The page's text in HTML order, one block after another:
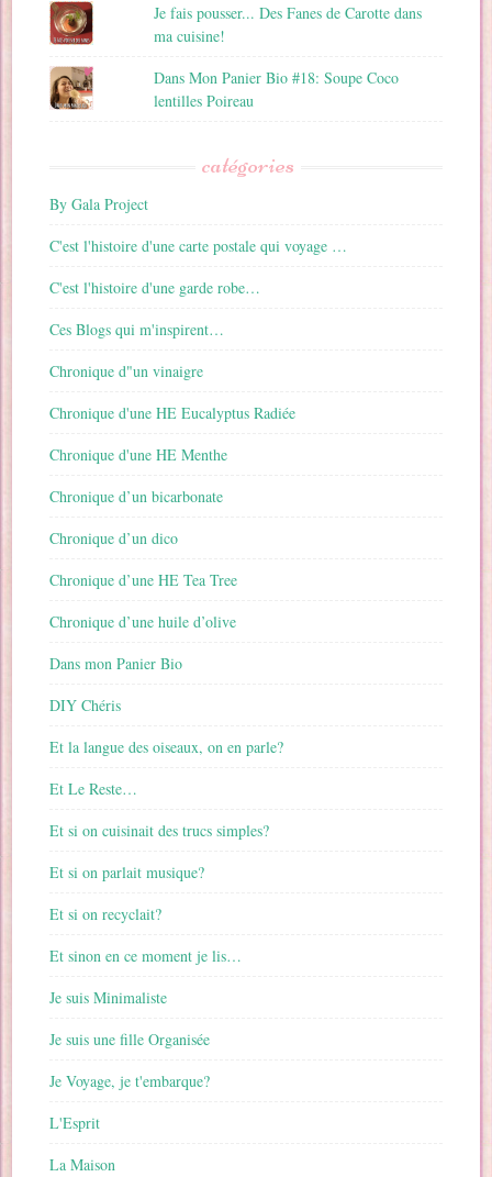
Je fais pousser... Des Fanes de Carotte dans
ma cuisine!
Dans Mon Panier Bio #18: Soupe Coco
lentilles Poireau
catégories
By Gala Project
C'est l'histoire d'une carte postale qui voyage …
C'est l'histoire d'une garde robe…
Ces Blogs qui m'inspirent…
Chronique d"un vinaigre
Chronique d'une HE Eucalyptus Radiée
Chronique d'une HE Menthe
Chronique d’un bicarbonate
Chronique d’un dico
Chronique d’une HE Tea Tree
Chronique d’une huile d’olive
Dans mon Panier Bio
DIY Chéris
Et la langue des oiseaux, on en parle?
Et Le Reste…
Et si on cuisinait des trucs simples?
Et si on parlait musique?
Et si on recyclait?
Et sinon en ce moment je lis…
Je suis Minimaliste
Je suis une fille Organisée
Je Voyage, je t'embarque?
L'Esprit
La Maison